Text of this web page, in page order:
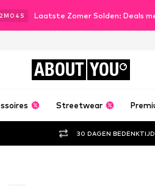
M 02 S Laatste Zomer Solden: Deals
ABOUT YOU
Streetwear
30 DAGEN BEDENKTIJD